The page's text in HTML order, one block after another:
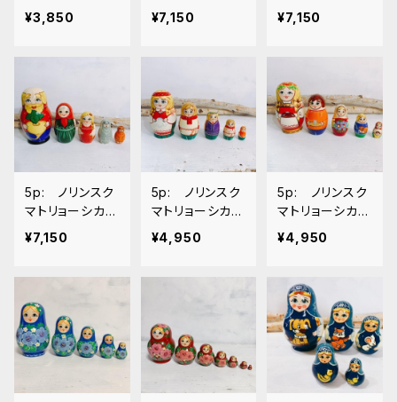
「オレンジ」 11ｃ
¥3,850
「おもてなし」 1
6ｃｍ
¥7,150
「あかずきんA」
物語 16ｃｍ
¥7,150
5p: ノリンスク
マトリョーシカ
「おおきなかぶ」
物語 16ｃｍ
¥7,150
5p: ノリンスク
マトリョーシカ
民族シリーズ「ベ
ラルーシの家族」
¥4,950
5p: ノリンスク
マトリョーシカ
民族シリーズ「ロ
シアの家族」 11
¥4,950